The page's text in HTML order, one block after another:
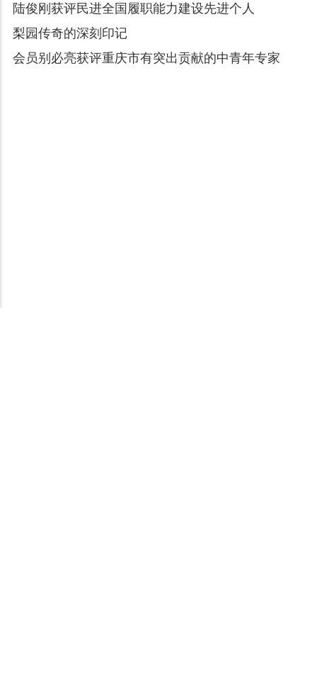
陆俊刚获评民进全国履职能力建设先进个人
梨园传奇的深刻印记
会员别必亮获评重庆市有突出贡献的中青年专家